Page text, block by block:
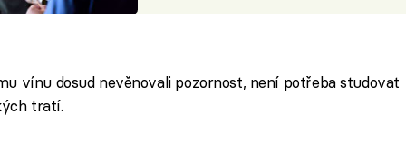
vínu dosud nevěnovali pozornost, není potřeba studovat
tratí.